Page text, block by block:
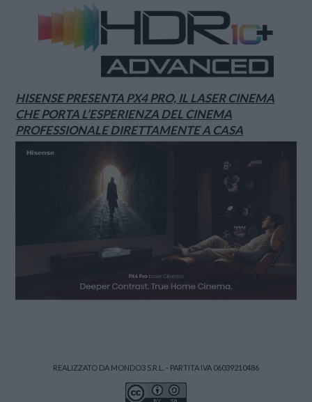
HISENSE PRESENTA PX4 PRO, IL LASER CINEMA
CHE PORTA L’ESPERIENZA DEL CINEMA
PROFESSIONALE DIRETTAMENTE A CASA
REALIZZATO DA MONDO3 S.R.L. - PARTITA IVA 06039210486